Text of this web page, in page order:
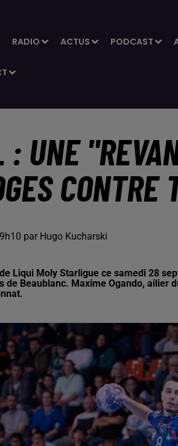
RADIO ACTUS PODCAST
UNE
CONTRE
par Hugo Kucharski
Liqui Moly Starligue ce samedi 28
de Beaublanc. Maxime Ogando, ailier